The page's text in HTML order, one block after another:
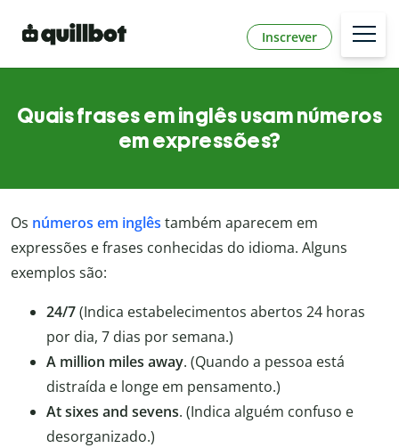
Inscrever
Quais frases em inglês usam números
em expressões?
Os números em inglês também aparecem em
expressões e frases conhecidas do idioma. Alguns
exemplos são:
24/7(Indica estabelecimentos abertos 24 horas
por dia, 7 dias por semana.)
A million miles away. (Quando a pessoa está
distraída e longe em pensamento.)
At sixes and sevens. (Indica alguém confuso e
desorganizado.)